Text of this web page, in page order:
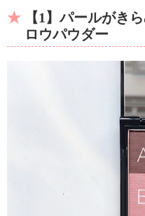
【1】パールがき
ロウパウダー